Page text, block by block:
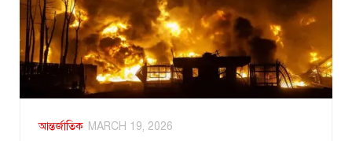
আন্তর্জাতিক MARCH 19, 2026